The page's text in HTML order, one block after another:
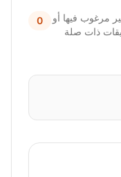
مرغوب فيها أو
ذات صلة
0